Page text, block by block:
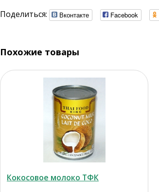
Поделиться: Вконтакте Facebook
Похожие товары
Кокосовое молоко ТФК